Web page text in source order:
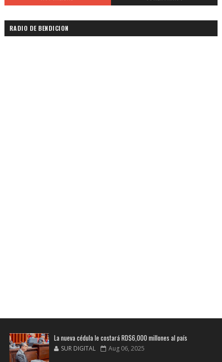
RADIO DE BENDICION
La nueva cédula le costará RD$6,000 millones al país
SUR DIGITAL Aug 06, 2025